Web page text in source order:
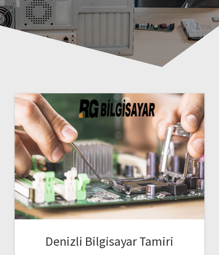
Denizli Bilgisayar Tamiri